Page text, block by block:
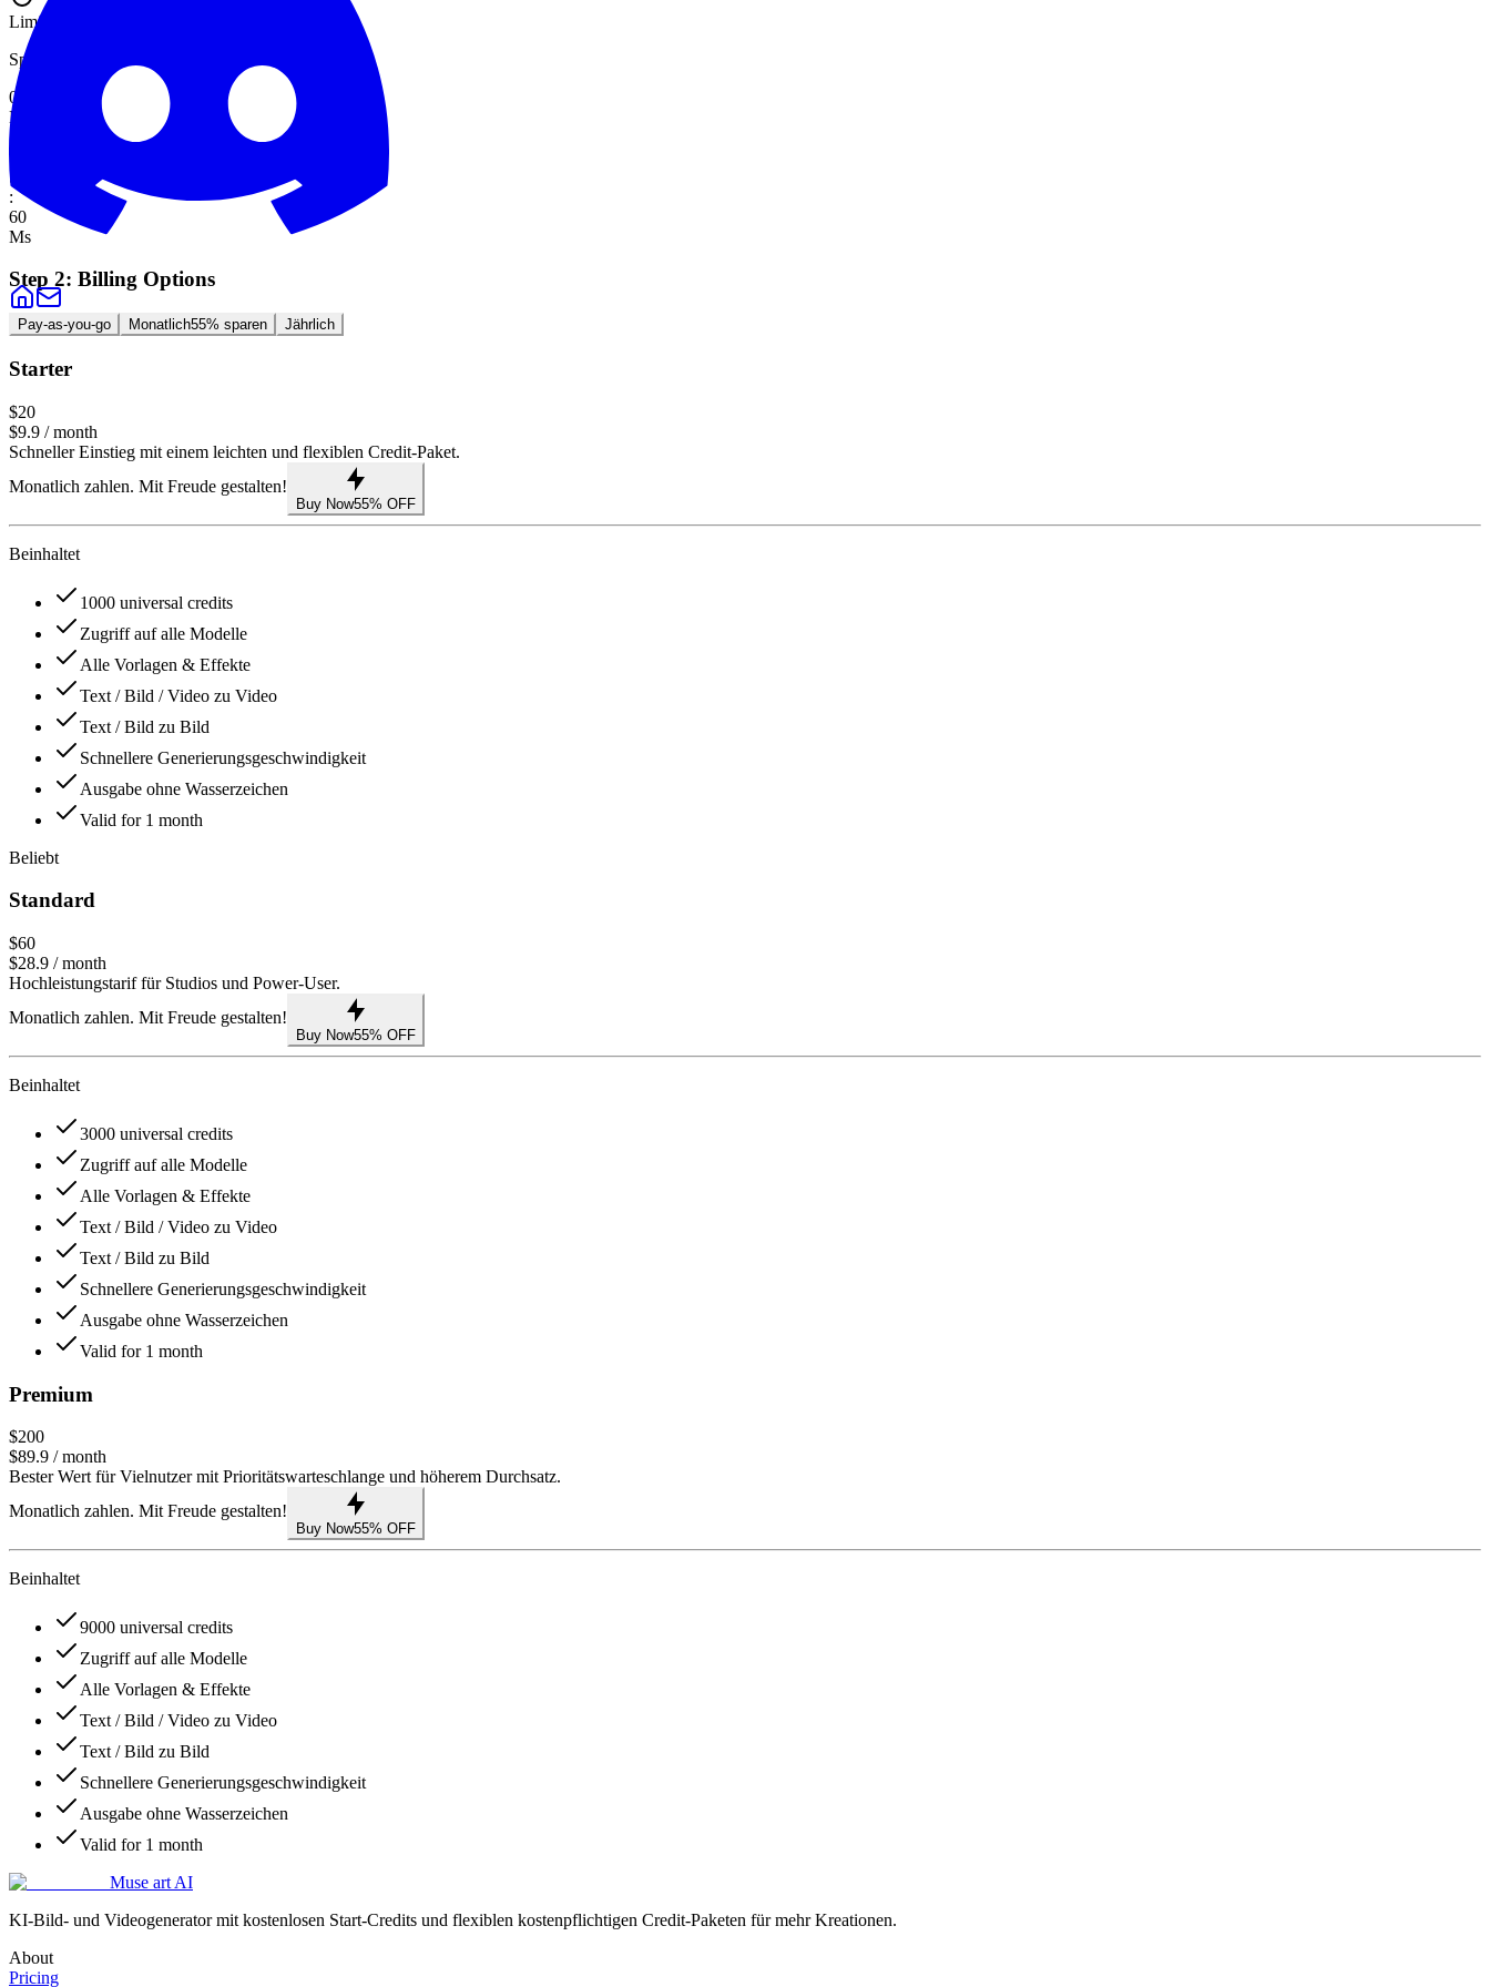
Limited Time
Special pricing ends soon
09
Min
:
55
Sec
:
14
Ms
Step 2: Billing Options
Pay-as-you-go Monatlich55% sparen Jährlich
Starter
$20
$9.9 / month
Schneller Einstieg mit einem leichten und flexiblen Credit-Paket.
Monatlich zahlen. Mit Freude gestalten!
Buy Now55% OFF
Beinhaltet
1000 universal credits
Zugriff auf alle Modelle
Alle Vorlagen & Effekte
Text / Bild / Video zu Video
Text / Bild zu Bild
Schnellere Generierungsgeschwindigkeit
Ausgabe ohne Wasserzeichen
Valid for 1 month
Beliebt
Standard
$60
$28.9 / month
Hochleistungstarif für Studios und Power-User.
Monatlich zahlen. Mit Freude gestalten!
Buy Now55% OFF
Beinhaltet
3000 universal credits
Zugriff auf alle Modelle
Alle Vorlagen & Effekte
Text / Bild / Video zu Video
Text / Bild zu Bild
Schnellere Generierungsgeschwindigkeit
Ausgabe ohne Wasserzeichen
Valid for 1 month
Premium
$200
$89.9 / month
Bester Wert für Vielnutzer mit Prioritätswarteschlange und höherem Durchsatz.
Monatlich zahlen. Mit Freude gestalten!
Buy Now55% OFF
Beinhaltet
9000 universal credits
Zugriff auf alle Modelle
Alle Vorlagen & Effekte
Text / Bild / Video zu Video
Text / Bild zu Bild
Schnellere Generierungsgeschwindigkeit
Ausgabe ohne Wasserzeichen
Valid for 1 month
Muse art AI
KI-Bild- und Videogenerator mit kostenlosen Start-Credits und flexiblen kostenpflichtigen Credit-Paketen für mehr Kreationen.
About
Pricing